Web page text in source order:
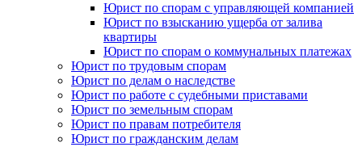
Юрист по спорам с управляющей компанией
Юрист по взысканию ущерба от залива
квартиры
Юрист по спорам о коммунальных платежах
Юрист по трудовым спорам
Юрист по делам о наследстве
Юрист по работе с судебными приставами
Юрист по земельным спорам
Юрист по правам потребителя
Юрист по гражданским делам